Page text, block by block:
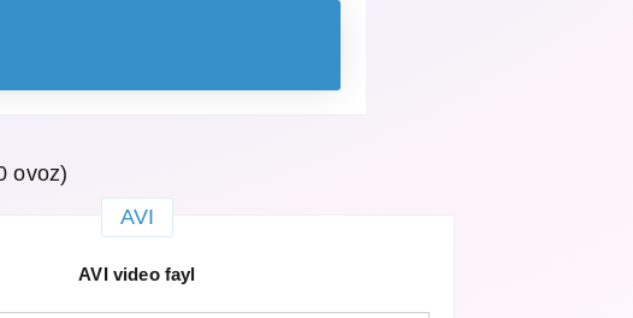
ovoz)
AVI
AVI video fayl